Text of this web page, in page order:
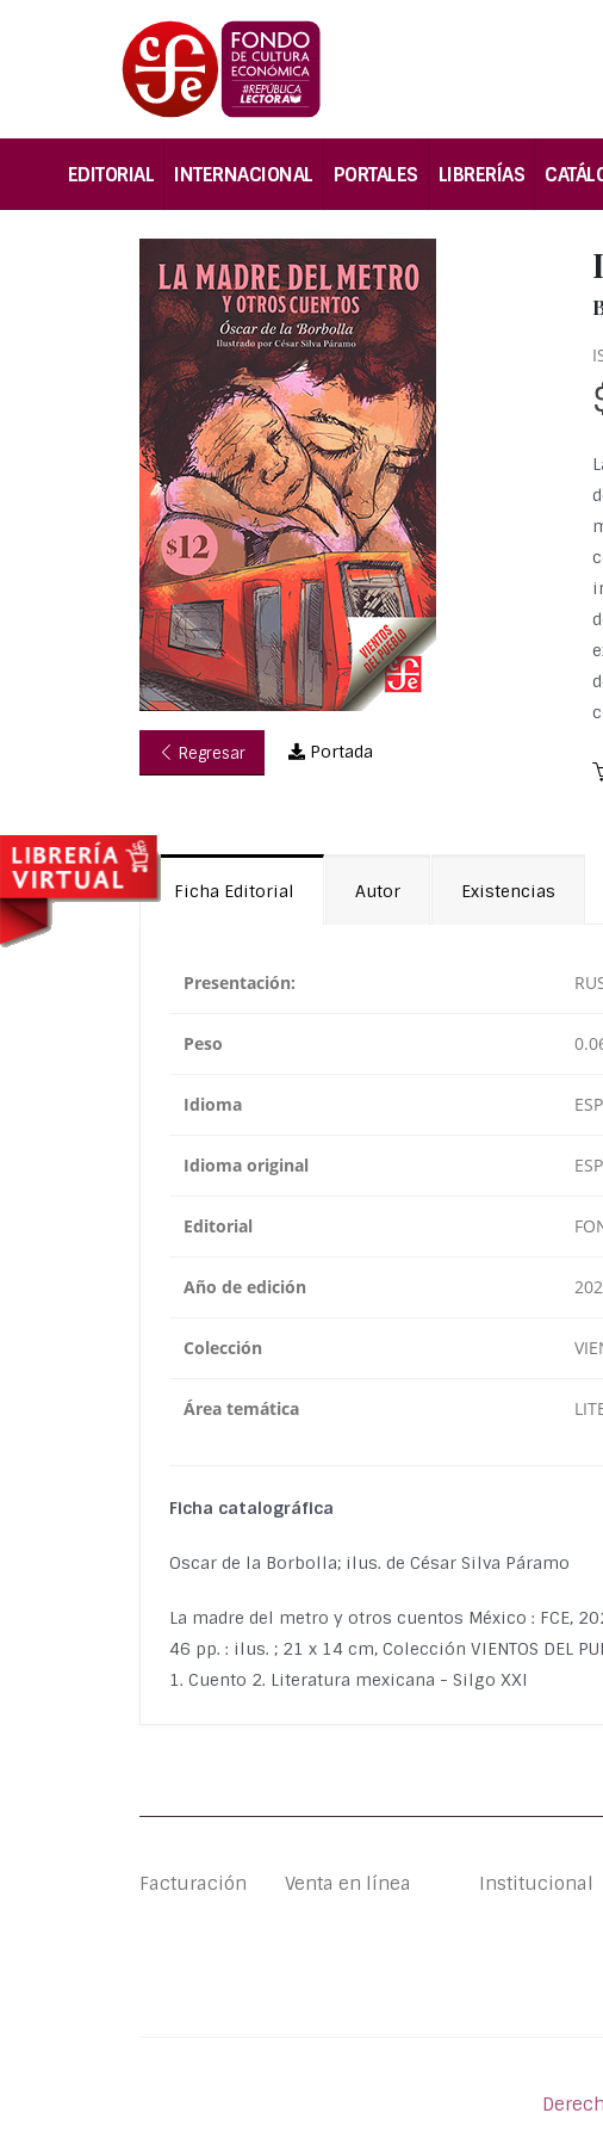
EDITORIAL INTERNACIONAL PORTALES LIBRERÍAS
Regresar Portada
Ficha Editorial Autor Existencias
Presentación:
Peso
Idioma
Idioma original
Editorial
Año de edición
Colección
Área temática
Ficha catalográfica
Oscar de la Borbolla; ilus. de César Silva Páramo
La madre del metro y otros cuentos México : FCE,
46 pp. : ilus. ; 21 x 14 cm, Colección VIENTOS DEL
1. Cuento 2. Literatura mexicana - Silgo XXI
Facturación Venta en línea Institucional